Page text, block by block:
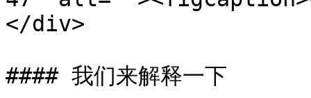
</div>
#### 我们来解释一下